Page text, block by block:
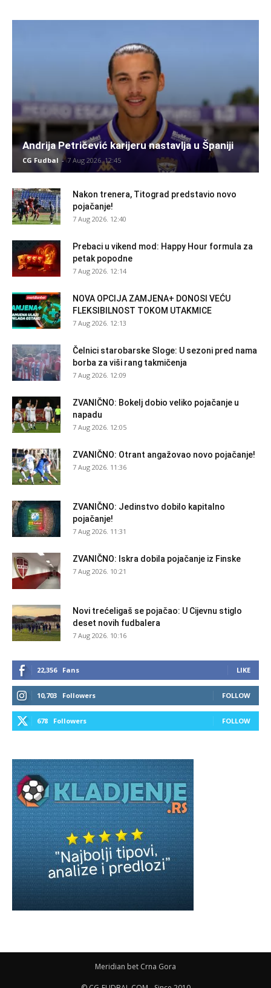
Andrija Petričević karijeru nastavlja u Španiji
CG Fudbal - 7 Aug 2026. 12:45
Nakon trenera, Titograd predstavio novo
pojačanje!
7 Aug 2026. 12:40
Prebaci u vikend mod: Happy Hour formula za
petak popodne
7 Aug 2026. 12:14
NOVA OPCIJA ZAMJENA+ DONOSI VEĆU
FLEKSIBILNOST TOKOM UTAKMICE
7 Aug 2026. 12:13
Čelnici starobarske Sloge: U sezoni pred nama
borba za viši rang takmičenja
7 Aug 2026. 12:09
ZVANIČNO: Bokelj dobio veliko pojačanje u
napadu
7 Aug 2026. 12:05
ZVANIČNO: Otrant angažovao novo pojačanje!
7 Aug 2026. 11:36
ZVANIČNO: Jedinstvo dobilo kapitalno
pojačanje!
7 Aug 2026. 11:31
ZVANIČNO: Iskra dobila pojačanje iz Finske
7 Aug 2026. 10:21
Novi trećeligaš se pojačao: U Cijevnu stiglo
deset novih fudbalera
7 Aug 2026. 10:16
22,356 Fans LIKE
10,703 Followers FOLLOW
678 Followers FOLLOW
Meridian bet Crna Gora